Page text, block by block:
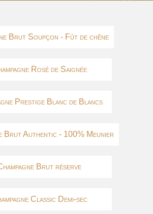
Brut Soupçon - Fût de chêne
Rosé de Saignée
Prestige Blanc de Blancs
Brut Authentic - 100% Meunier
Brut réserve
Classic Demi-sec